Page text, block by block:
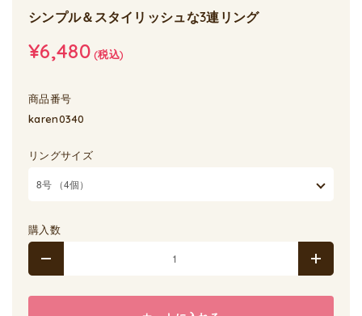
シンプル＆スタイリッシュな3連リング
¥6,480(税込)
商品番号
karen0340
リングサイズ
購入数